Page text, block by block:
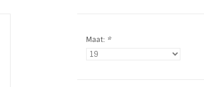
Maat: *